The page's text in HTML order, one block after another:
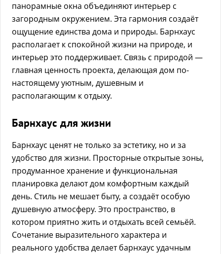
панорамные окна объединяют интерьер с
загородным окружением. Эта гармония создаёт
ощущение единства дома и природы. Барнхаус
располагает к спокойной жизни на природе, и
интерьер это поддерживает. Связь с природой —
главная ценность проекта, делающая дом по-
настоящему уютным, душевным и
располагающим к отдыху.
Барнхаус для жизни
Барнхаус ценят не только за эстетику, но и за
удобство для жизни. Просторные открытые зоны,
продуманное хранение и функциональная
планировка делают дом комфортным каждый
день. Стиль не мешает быту, а создаёт особую
душевную атмосферу. Это пространство, в
котором приятно жить и отдыхать всей семьёй.
Сочетание выразительного характера и
реального удобства делает барнхаус удачным